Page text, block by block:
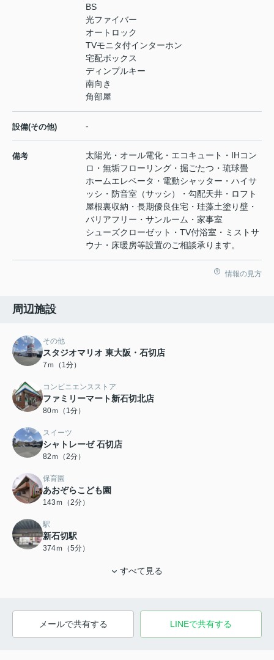
BS
光ファイバー
オートロック
TVモニタ付インターホン
宅配ボックス
ディンプルキー
南向き
角部屋
設備(その他) -
備考
太陽光・オール電化・エコキュート・IHコン
ロ・無垢フローリング・掘ごたつ・琉球畳
ホームエレベータ・電動シャッター・ハイサ
ッシ・防音室（サッシ）・勾配天井・ロフト
屋根裏収納・長期優良住宅・珪藻土塗り壁・
バリアフリー・サンルーム・家事室
シューズクローゼット・TV付浴室・ミストサ
ウナ・床暖房等設置のご相談承ります。
情報の見方
周辺施設
その他
スタジオマリオ 東大阪・石切店
7ｍ（1分）
コンビニエンスストア
ファミリーマート新石切北店
80ｍ（1分）
スイーツ
シャトレーゼ 石切店
82ｍ（2分）
保育園
あおぞらこども園
143ｍ（2分）
駅
新石切駅
374ｍ（5分）
すべて見る
メールで共有する LINEで共有する